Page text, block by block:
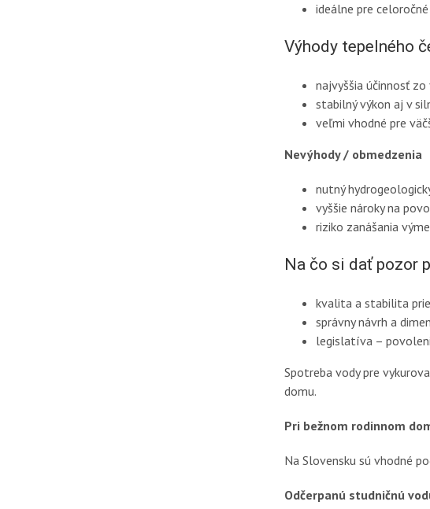
ideálne pre
Výhody tepelného
najvyššia účinnosť
stabilný výkon aj v
veľmi vhodné pre
Nevýhody / obmedzenia
nutný
vyššie nároky na
riziko zanášania
Na čo si dať pozor
kvalita a stabilita
správny návrh a
legislatíva –
Spotreba vody pre
domu.
Pri bežnom rodinnom
Na Slovensku sú vhodné
Odčerpanú studničnú